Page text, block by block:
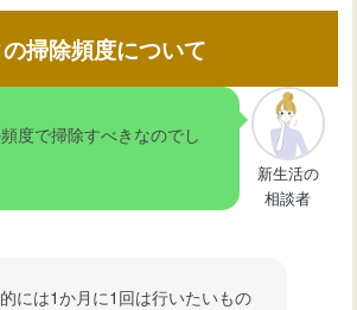
掃除頻度について
度で掃除すべきなのでし
新生活の
相談者
には1か月に1回は行いたいもの